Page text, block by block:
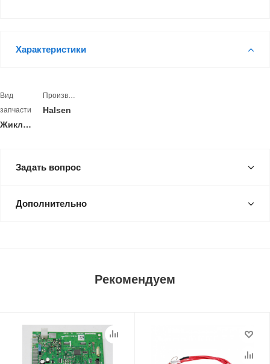
Характеристики
Вид
запчасти
Жиклеры
Производитель
Halsen
Задать вопрос
Дополнительно
Рекомендуем